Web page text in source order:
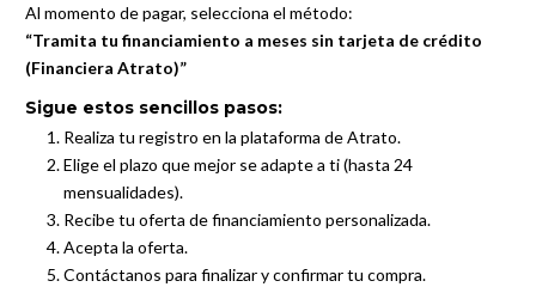
Al momento de pagar, selecciona el método:
“Tramita tu financiamiento a meses sin tarjeta de crédito
(Financiera Atrato)”
Sigue estos sencillos pasos:
Realiza tu registro en la plataforma de Atrato.
Elige el plazo que mejor se adapte a ti (hasta 24
mensualidades).
Recibe tu oferta de financiamiento personalizada.
Acepta la oferta.
Contáctanos para finalizar y confirmar tu compra.